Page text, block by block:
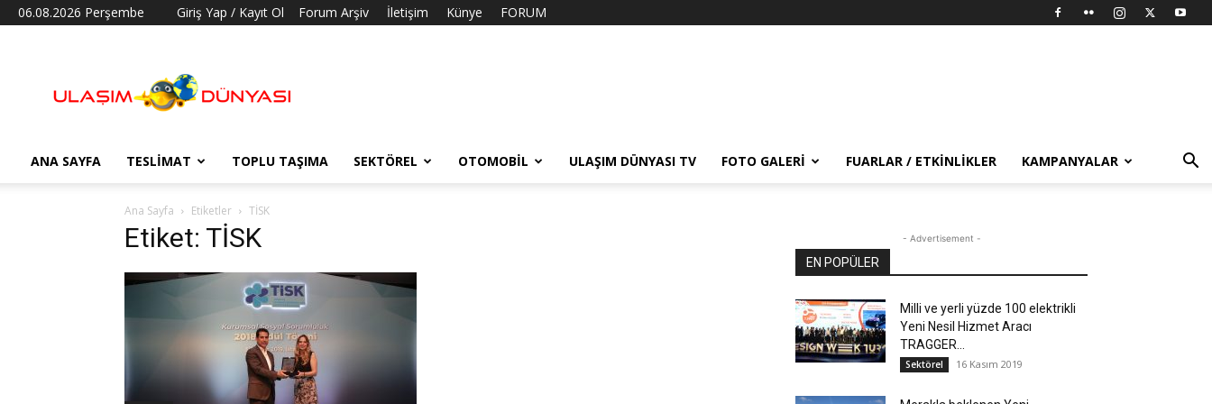
06.08.2026 Perşembe Giriş Yap / Kayıt Ol Forum Arşiv İletişim Künye FORUM
Dünyası
ANA SAYFA TESLIMAT TOPLU TAŞIMA SEKTÖREL OTOMOBIL ULAŞIM DÜNYASI TV FOTO GALERI FUARLAR / ETKINLIKLER KAMPANYALAR
Ana Sayfa Etiketler TİSK
Etiket: TİSK - Advertisement -
EN POPÜLER
Milli ve yerli yüzde 100 elektrikli
Yeni Nesil Hizmet Aracı
TRAGGER...
Sektörel 16 Kasım 2019